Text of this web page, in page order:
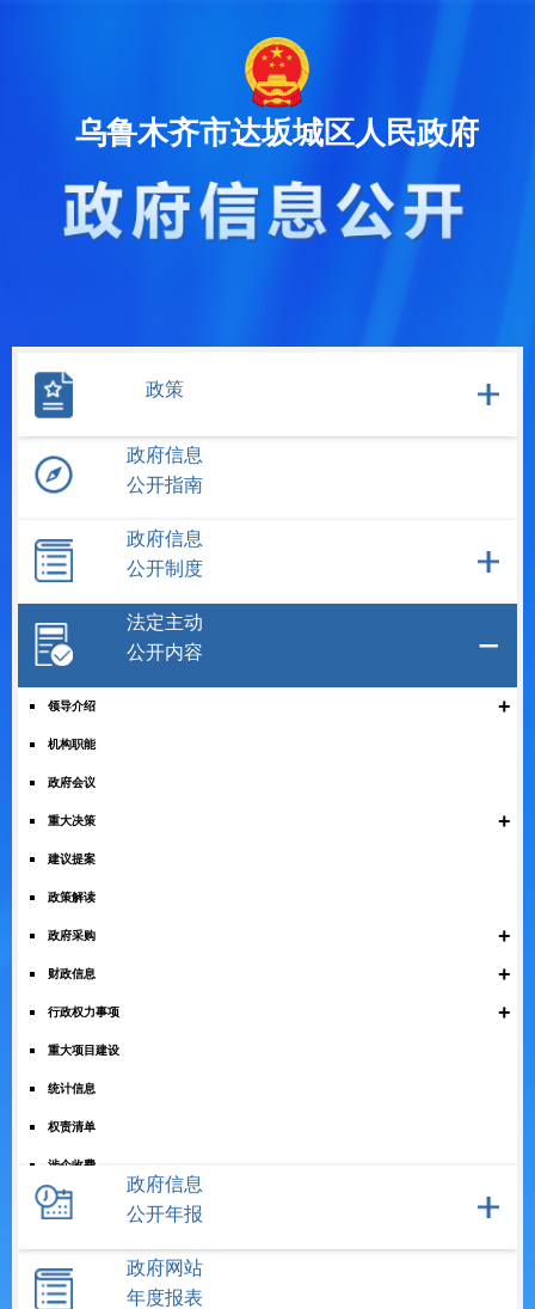
乌鲁木齐市达坂城区人民政府
政策
政府信息
公开指南
政府信息
公开制度
法定主动
公开内容
领导介绍 +
机构职能
政府会议
重大决策 +
建议提案
政策解读
政府采购 +
财政信息 +
行政权力事项 +
重大项目建设
统计信息
权责清单
涉企收费
重点领域信息 +
公务员招考
政府信息
公开年报
政府网站
年度报表